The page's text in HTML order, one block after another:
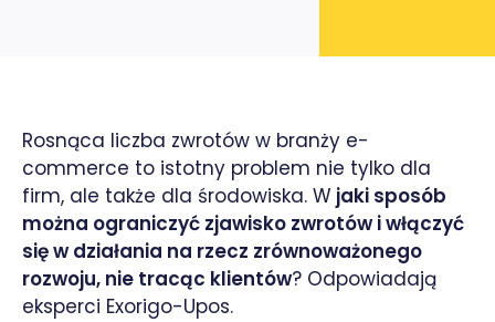
Rosnąca liczba zwrotów w branży e-
commerce to istotny problem nie tylko dla
firm, ale także dla środowiska. W jaki sposób
można ograniczyć zjawisko zwrotów i włączyć
się w działania na rzecz zrównoważonego
rozwoju, nie tracąc klientów? Odpowiadają
eksperci Exorigo-Upos.